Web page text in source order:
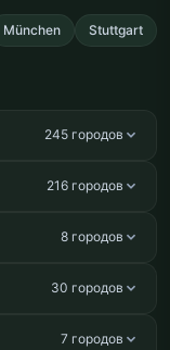
München Stuttgart
245 городов
216 городов
8 городов
30 городов
7 городов